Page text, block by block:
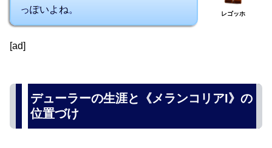
っぽいよね。
レゴッホ
[ad]
デューラーの生涯と《メランコリアI》の
位置づけ